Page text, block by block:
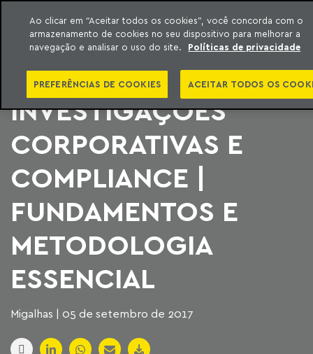
o conteúdo
Machado Meyer
CURSO
INVESTIGAÇÕES
CORPORATIVAS E
COMPLIANCE |
FUNDAMENTOS E
METODOLOGIA
ESSENCIAL
Migalhas | 05 de setembro de 2017
Ao clicar em “Aceitar todos os cookies”, você concorda com o
armazenamento de cookies no seu dispositivo para melhorar a
navegação e analisar o uso do site.
Políticas de privacidade
PREFERÊNCIAS DE COOKIES ACEITAR TODOS OS